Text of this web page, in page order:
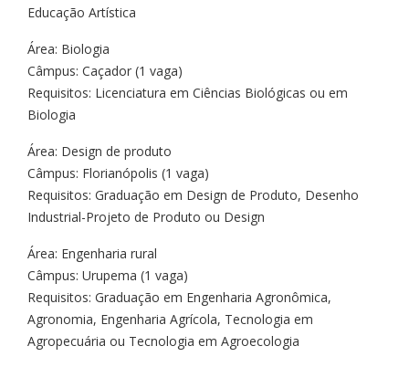
Educação Artística
Área: Biologia
Câmpus: Caçador (1 vaga)
Requisitos: Licenciatura em Ciências Biológicas ou em
Biologia
Área: Design de produto
Câmpus: Florianópolis (1 vaga)
Requisitos: Graduação em Design de Produto, Desenho
Industrial-Projeto de Produto ou Design
Área: Engenharia rural
Câmpus: Urupema (1 vaga)
Requisitos: Graduação em Engenharia Agronômica,
Agronomia, Engenharia Agrícola, Tecnologia em
Agropecuária ou Tecnologia em Agroecologia